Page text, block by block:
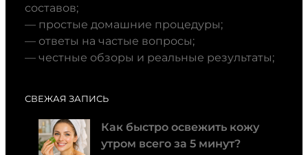
составов;
— простые домашние процедуры;
— ответы на частые вопросы;
— честные обзоры и реальные результаты;
СВЕЖАЯ ЗАПИСЬ
Как быстро освежить кожу
утром всего за 5 минут?